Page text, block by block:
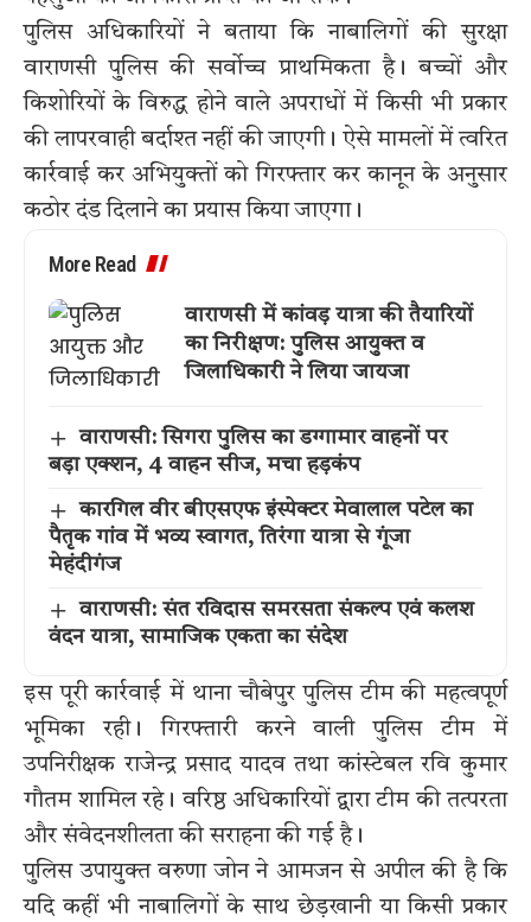
पुलिस अधिकारियों ने बताया कि नाबालिगों की सुरक्षा
वाराणसी पुलिस की सर्वोच्च प्राथमिकता है। बच्चों और
किशोरियों के विरुद्ध होने वाले अपराधों में किसी भी प्रकार
की लापरवाही बर्दाश्त नहीं की जाएगी। ऐसे मामलों में त्वरित
कार्रवाई कर अभियुक्तों को गिरफ्तार कर कानून के अनुसार
कठोर दंड दिलाने का प्रयास किया जाएगा।
More Read
वाराणसी में कांवड़ यात्रा की तैयारियों
का निरीक्षण: पुलिस आयुक्त व
जिलाधिकारी ने लिया जायजा
वाराणसी: सिगरा पुलिस का डग्गामार वाहनों पर
बड़ा एक्शन, 4 वाहन सीज, मचा हड़कंप
कारगिल वीर बीएसएफ इंस्पेक्टर मेवालाल पटेल का
पैतृक गांव में भव्य स्वागत, तिरंगा यात्रा से गूंजा
मेहंदीगंज
वाराणसी: संत रविदास समरसता संकल्प एवं कलश
वंदन यात्रा, सामाजिक एकता का संदेश
इस पूरी कार्रवाई में थाना चौबेपुर पुलिस टीम की महत्वपूर्ण
भूमिका रही। गिरफ्तारी करने वाली पुलिस टीम में
उपनिरीक्षक राजेन्द्र प्रसाद यादव तथा कांस्टेबल रवि कुमार
गौतम शामिल रहे। वरिष्ठ अधिकारियों द्वारा टीम की तत्परता
और संवेदनशीलता की सराहना की गई है।
पुलिस उपायुक्त वरुणा जोन ने आमजन से अपील की है कि
यदि कहीं भी नाबालिगों के साथ छेड़खानी या किसी प्रकार